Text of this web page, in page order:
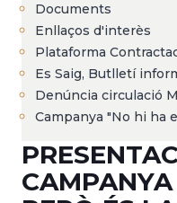
Documents
Enllaços d'interès
Plataforma
Es Saig, Butlletí
Denúncia circulació
Campanya "No hi ha